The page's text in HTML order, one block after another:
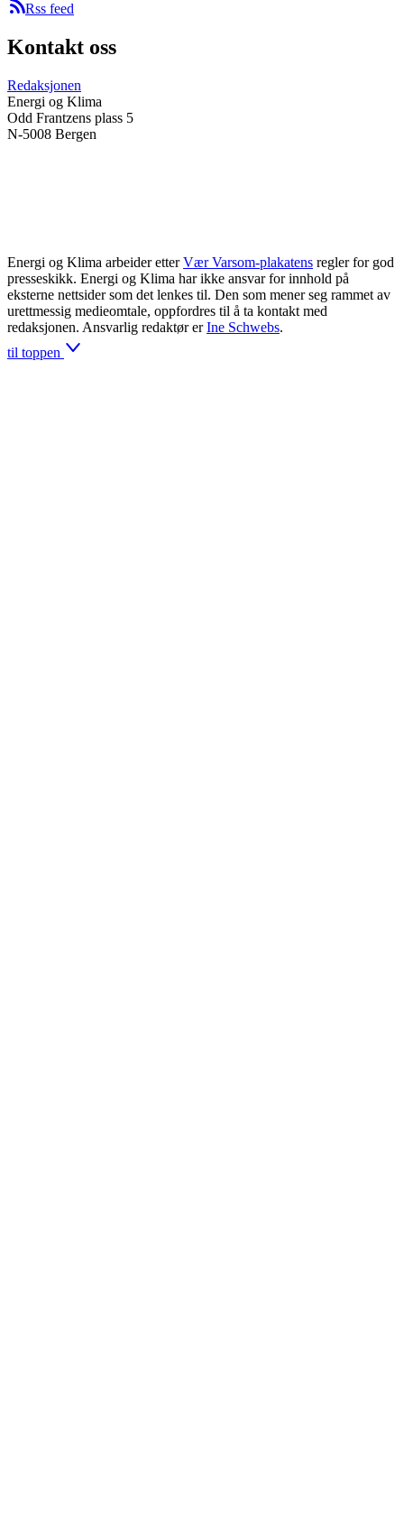
Rss feed
Kontakt oss
Redaksjonen
Energi og Klima
Odd Frantzens plass 5
N-5008 Bergen
Energi og Klima arbeider etter Vær Varsom-plakatens regler for god
presseskikk. Energi og Klima har ikke ansvar for innhold på
eksterne nettsider som det lenkes til. Den som mener seg rammet av
urettmessig medieomtale, oppfordres til å ta kontakt med
redaksjonen. Ansvarlig redaktør er Ine Schwebs.
til toppen